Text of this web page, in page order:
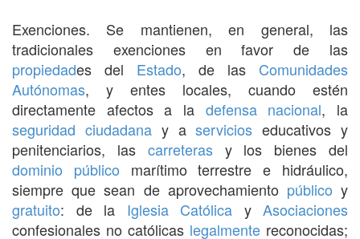
Exenciones. Se mantienen, en general, las
tradicionales exenciones en favor de las
propiedades del Estado, de las Comunidades
Autónomas, y entes locales, cuando estén
directamente afectos a la defensa nacional, la
seguridad ciudadanay aservicios educativos y
penitenciarios, las carreterasy los bienes del
dominio público marítimo terrestre e hidráulico,
siempre que sean de aprovechamiento público y
gratuito: de la Iglesia Católica y Asociaciones
confesionales no católicas legalmente reconocidas;